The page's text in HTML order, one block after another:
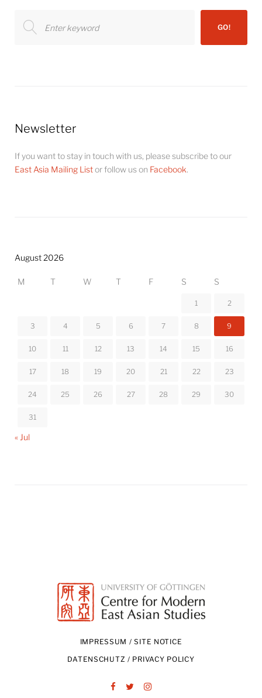
for:
GO!
Newsletter
If you want to stay in touch with us, please subscribe to our
East Asia Mailing Listor follow us on Facebook.
August 2026
M T W T F S S
1 2
3 4 5 6 7 8 9
10 11 12 13 14 15 16
17 18 19 20 21 22 23
24 25 26 27 28 29 30
31
« Jul
IMPRESSUM / SITE NOTICE
DATENSCHUTZ / PRIVACY POLICY